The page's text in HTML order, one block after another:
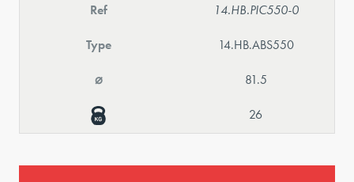
Ref 14.HB.PIC550-0
Type 14.HB.ABS550
⌀ 81.5
26